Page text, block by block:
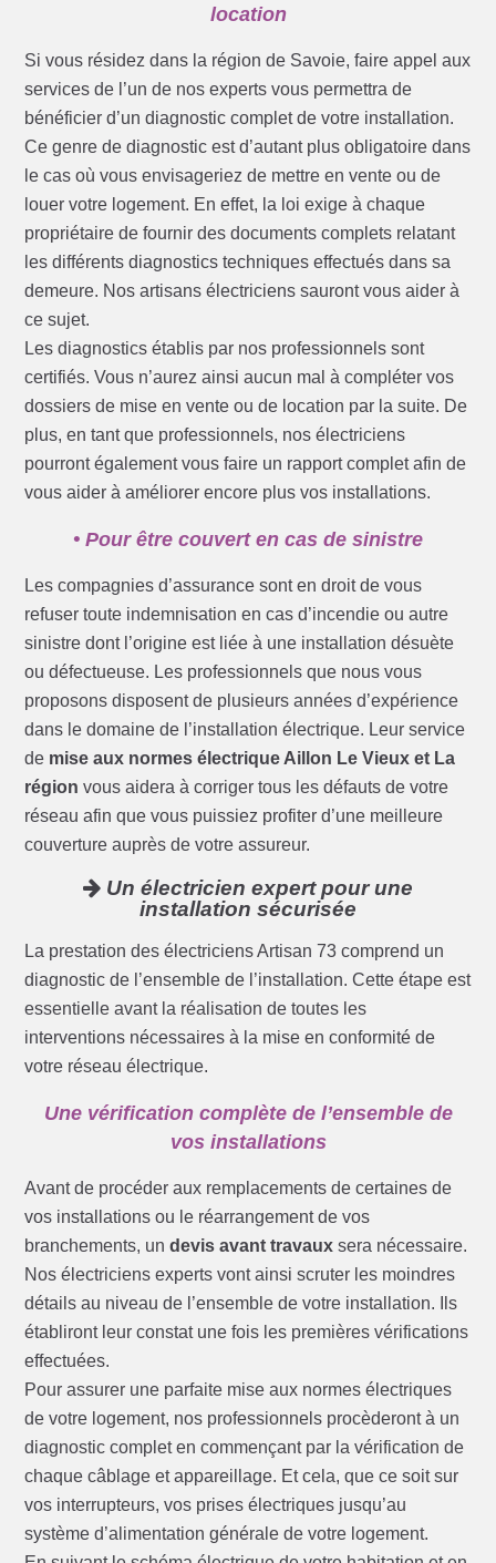
location
Si vous résidez dans la région de Savoie, faire appel aux
services de l’un de nos experts vous permettra de
bénéficier d’un diagnostic complet de votre installation.
Ce genre de diagnostic est d’autant plus obligatoire dans
le cas où vous envisageriez de mettre en vente ou de
louer votre logement. En effet, la loi exige à chaque
propriétaire de fournir des documents complets relatant
les différents diagnostics techniques effectués dans sa
demeure. Nos artisans électriciens sauront vous aider à
ce sujet.
Les diagnostics établis par nos professionnels sont
certifiés. Vous n’aurez ainsi aucun mal à compléter vos
dossiers de mise en vente ou de location par la suite. De
plus, en tant que professionnels, nos électriciens
pourront également vous faire un rapport complet afin de
vous aider à améliorer encore plus vos installations.
• Pour être couvert en cas de sinistre
Les compagnies d’assurance sont en droit de vous
refuser toute indemnisation en cas d’incendie ou autre
sinistre dont l’origine est liée à une installation désuète
ou défectueuse. Les professionnels que nous vous
proposons disposent de plusieurs années d’expérience
dans le domaine de l’installation électrique. Leur service
de mise aux normes électrique Aillon Le Vieux et La
région vous aidera à corriger tous les défauts de votre
réseau afin que vous puissiez profiter d’une meilleure
couverture auprès de votre assureur.
Un électricien expert pour une
installation sécurisée
La prestation des électriciens Artisan 73 comprend un
diagnostic de l’ensemble de l’installation. Cette étape est
essentielle avant la réalisation de toutes les
interventions nécessaires à la mise en conformité de
votre réseau électrique.
Une vérification complète de l’ensemble de
vos installations
Avant de procéder aux remplacements de certaines de
vos installations ou le réarrangement de vos
branchements, undevis avant travaux sera nécessaire.
Nos électriciens experts vont ainsi scruter les moindres
détails au niveau de l’ensemble de votre installation. Ils
établiront leur constat une fois les premières vérifications
effectuées.
Pour assurer une parfaite mise aux normes électriques
de votre logement, nos professionnels procèderont à un
diagnostic complet en commençant par la vérification de
chaque câblage et appareillage. Et cela, que ce soit sur
vos interrupteurs, vos prises électriques jusqu’au
système d’alimentation générale de votre logement.